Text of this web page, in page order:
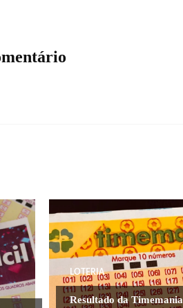
LOTERIA
Resultado da Timemania